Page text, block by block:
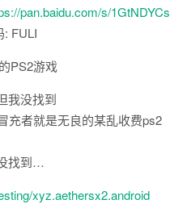
pan.baidu.com/s/1GtNDYCs
: FULI
PS2游戏
我没找到
充者就是无良的某乱收费ps2
找到…
xyz.aethersx2.android